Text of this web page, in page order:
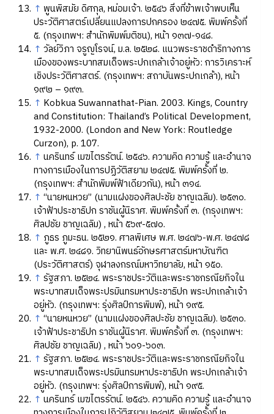
↑ พูนพิสมัย ดิศกุล, หม่อมเจ้า. ๒๕๔๖ สิ่งที่ข้าพเจ้าพบเห็น
ประวัติศาสตร์เปลี่ยนแปลงการปกครอง ๒๔๗๕. พิมพ์ครั้งที่
๕. (กรุงเทพฯ: สำนักพิมพ์มติชน), หน้า ๑๓๗-๑๔๘.
↑ วัลย์วิภา จรูญโรจน์, ม.ล. ๒๕๒๘. แนวพระราชดำริทางการ
เมืองของพระบาทสมเด็จพระปกเกล้าเจ้าอยู่หัว: การวิเคราะห์
เชิงประวัติศาสตร์. (กรุงเทพฯ: สถาบันพระปกเกล้า), หน้า
๑๙๒ – ๑๙๓.
↑ Kobkua Suwannathat-Pian. 2003. Kings, Country
and Constitution: Thailand’s Political Development,
1932-2000. (London and New York: Routledge
Curzon), p. 107.
↑ นครินทร์ เมฆไตรรัตน์. ๒๕๔๖. ความคิด ความรู้ และอำนาจ
ทางการเมืองในการปฏิวัติสยาม ๒๔๗๕. พิมพ์ครั้งที่ ๒.
(กรุงเทพฯ: สำนักพิมพ์ฟ้าเดียวกัน), หน้า ๓๑๔.
↑ “นายหนหวย” (นามแฝงของศิลปะชัย ชาญเฉลิม). ๒๕๓๐.
เจ้าฟ้าประชาธิปก ราชันผู้นิราศ. พิมพ์ครั้งที่ ๓. (กรุงเทพฯ:
ศิลปชัย ชาญเฉลิม) , หน้า ๕๖๙-๕๗๐.
↑ ภูธร ภูมะธน. ๒๕๒๑. ศาลพิเศษ พ.ศ. ๒๔๗๖-พ.ศ. ๒๔๗๘
และ พ.ศ. ๒๔๘๑. วิทยานิพนธ์อักษรศาสตร์มหาบัณฑิต
(ประวัติศาสตร์) จุฬาลงกรณ์มหาวิทยาลัย, หน้า ๑๕๐.
↑ รัฐสภา. ๒๕๒๔. พระราชประวัติและพระราชกรณียกิจใน
พระบาทสมเด็จพระปรมินทรมหาประชาธิปก พระปกเกล้าเจ้า
อยู่หัว. (กรุงเทพฯ: รุ่งศิลป์การพิมพ์), หน้า ๑๙๕.
↑ “นายหนหวย” (นามแฝงของศิลปะชัย ชาญเฉลิม). ๒๕๓๐.
เจ้าฟ้าประชาธิปก ราชันผู้นิราศ. พิมพ์ครั้งที่ ๓. (กรุงเทพฯ:
ศิลปชัย ชาญเฉลิม) , หน้า ๖๐๑-๖๐๓.
↑ รัฐสภา. ๒๕๒๔. พระราชประวัติและพระราชกรณียกิจใน
พระบาทสมเด็จพระปรมินทรมหาประชาธิปก พระปกเกล้าเจ้า
อยู่หัว. (กรุงเทพฯ: รุ่งศิลป์การพิมพ์), หน้า ๑๙๕.
↑ นครินทร์ เมฆไตรรัตน์. ๒๕๔๖. ความคิด ความรู้ และอำนาจ